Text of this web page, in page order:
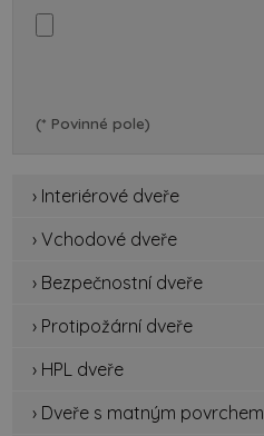
(* Povinné pole)
› Interiérové dveře
› Vchodové dveře
› Bezpečnostní dveře
› Protipožární dveře
› HPL dveře
› Dveře s matným povrchem